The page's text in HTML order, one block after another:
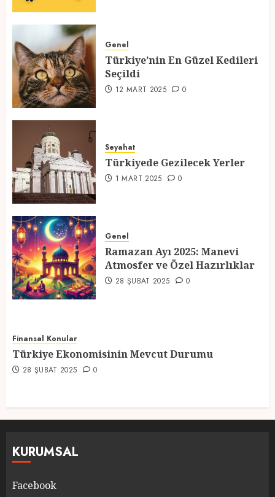
3
Seçildi
12 MART 2025 0
4
1 MART 2025
5
Atmosfer ve Özel Hazırlıklar
28 ŞUBAT 2025 0
Genel
Türkiye’nin En Güzel Kedileri
Seçildi
12 MART 2025 0
Seyahat
Türkiyede Gezilecek Yerler
1 MART 2025 0
Genel
Ramazan Ayı 2025: Manevi
Atmosfer ve Özel Hazırlıklar
28 ŞUBAT 2025 0
Finansal Konular
Türkiye Ekonomisinin Mevcut Durumu
28 ŞUBAT 2025 0
KURUMSAL
Facebook